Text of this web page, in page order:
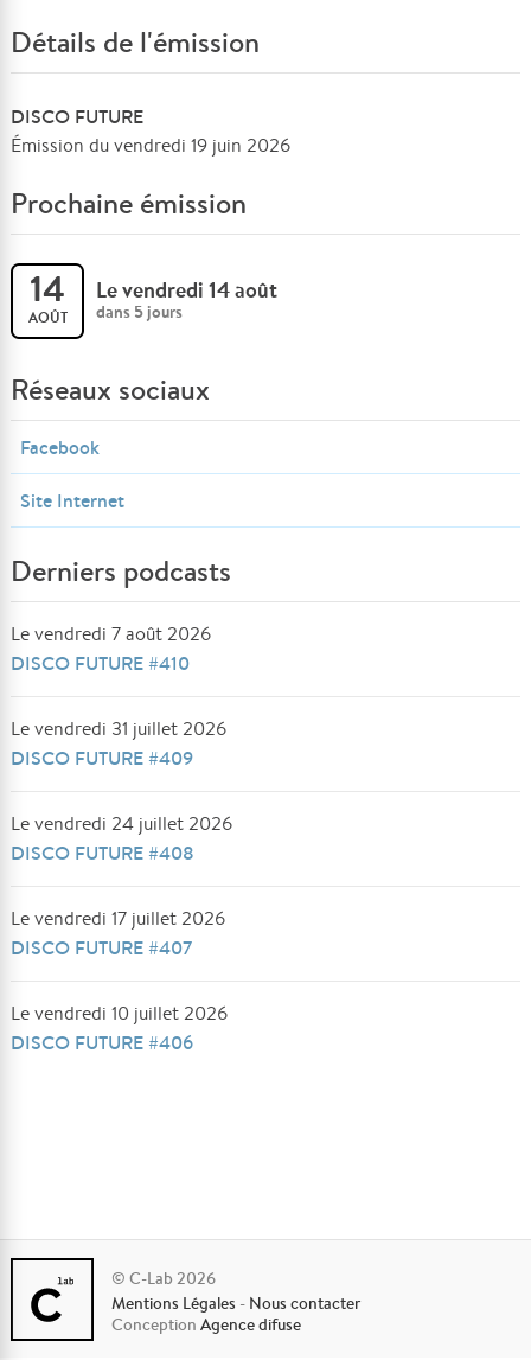
Détails de l'émission
DISCO FUTURE
Émission du vendredi 19 juin 2026
Prochaine émission
14
AOÛT
Le vendredi 14 août
dans 5 jours
Réseaux sociaux
Facebook
Site Internet
Derniers podcasts
Le vendredi 7 août 2026
DISCO FUTURE #410
Le vendredi 31 juillet 2026
DISCO FUTURE #409
Le vendredi 24 juillet 2026
DISCO FUTURE #408
Le vendredi 17 juillet 2026
DISCO FUTURE #407
Le vendredi 10 juillet 2026
DISCO FUTURE #406
© C-Lab 2026
Mentions Légales - Nous contacter
ConceptionAgence difuse